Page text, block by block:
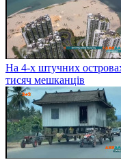
На 4-х штучних
тисяч мешканців